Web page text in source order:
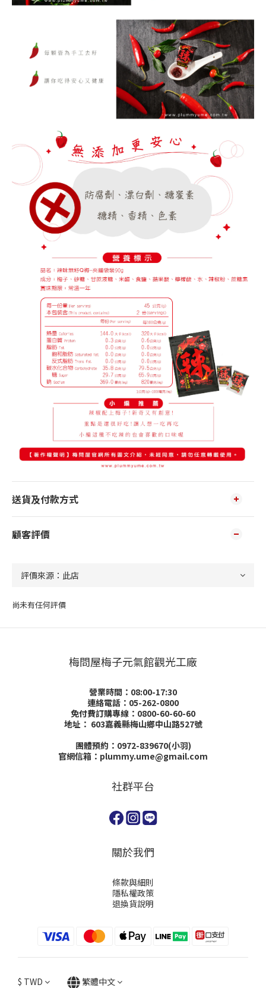
送貨及付款方式
顧客評價
尚未有任何評價
梅問屋梅子元氣館觀光工廠
營業時間：08:00-17:30
連絡電話：05-262-0800
免付費訂購專線：0800-60-60-60
地址： 603嘉義縣梅山鄉中山路527號
團體預約：0972-839670(小羽)
官網信箱：plummy.ume@gmail.com
社群平台
關於我們
條款與細則
隱私權政策
退換貨說明
$ TWD 繁體中文